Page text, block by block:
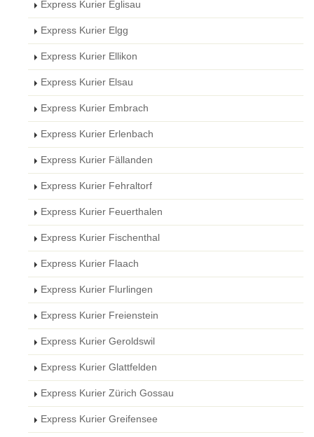
Express Kurier Eglisau
Express Kurier Elgg
Express Kurier Ellikon
Express Kurier Elsau
Express Kurier Embrach
Express Kurier Erlenbach
Express Kurier Fällanden
Express Kurier Fehraltorf
Express Kurier Feuerthalen
Express Kurier Fischenthal
Express Kurier Flaach
Express Kurier Flurlingen
Express Kurier Freienstein
Express Kurier Geroldswil
Express Kurier Glattfelden
Express Kurier Zürich Gossau
Express Kurier Greifensee